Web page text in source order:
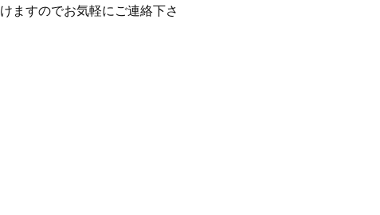
ますのでお気軽にご連絡下さ